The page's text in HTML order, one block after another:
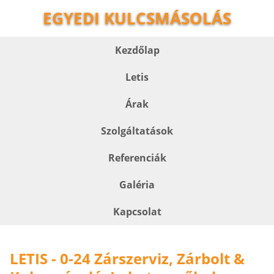
EGYEDI KULCSMÁSOLÁS
Kezdőlap
Letis
Árak
Szolgáltatások
Referenciák
Galéria
Kapcsolat
LETIS - 0-24 Zárszerviz, Zárbolt &